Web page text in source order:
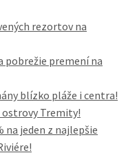
rezortov na
pobrežie premení na
blízko pláže i centra!
Tremity!
na jeden z najlepšie